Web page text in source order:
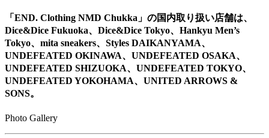
「END. Clothing NMD Chukka」の国内取り扱い店舗は、
Dice&Dice Fukuoka、Dice&Dice Tokyo、Hankyu Men’s
Tokyo、mita sneakers、Styles DAIKANYAMA、
UNDEFEATED OKINAWA、UNDEFEATED OSAKA、
UNDEFEATED SHIZUOKA、UNDEFEATED TOKYO、
UNDEFEATED YOKOHAMA、UNITED ARROWS &
SONS。
Photo Gallery